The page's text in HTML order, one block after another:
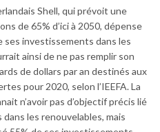
Shell, qui prévoit une
de 65% d’ici à 2050, dépense
ses investissements dans les
ainsi de ne pas remplir son
de dollars par an destinés aux
pour 2020, selon l’IEEFA. La
n’avoir pas d’objectif précis lié
les renouvelables, mais